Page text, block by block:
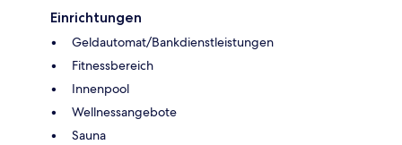
Einrichtungen
Geldautomat/Bankdienstleistungen
Fitnessbereich
Innenpool
Wellnessangebote
Sauna